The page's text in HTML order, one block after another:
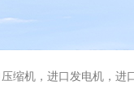
缩机，进口发电机，进